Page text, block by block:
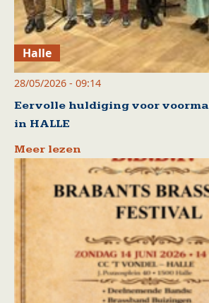
Halle
28/05/2026 - 09:14
Eervolle huldiging voor
in HALLE
Meer lezen